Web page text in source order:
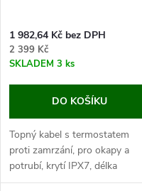
1 982,64 Kč bez DPH
2 399 Kč
SKLADEM 3 ks
DO KOŠÍKU
Topný kabel s termostatem
proti zamrzání, pro okapy a
potrubí, krytí IPX7, délka
topného kabelu 40 m, délka